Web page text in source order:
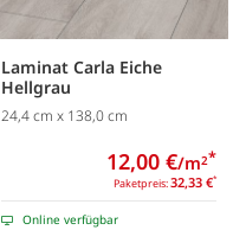
Laminat Carla Eiche
Hellgrau
24,4 cm x 138,0 cm
Paketpreis:32,33 €*
12,00 €/m2*
Online verfügbar